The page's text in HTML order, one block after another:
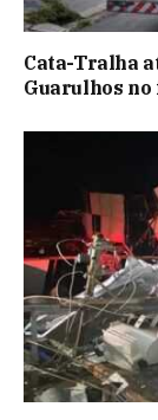
Cata-Tralha
Guarulhos no